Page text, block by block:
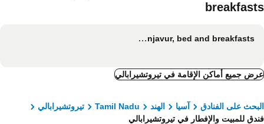
Thanjavur, bed and breakfasts
جميع أماكن الإقامة في تيروتشيرابالي
على الفنادق آسيا الهند Tamil Nadu
تيروتشيرابالي
للمبيت والإفطار في تيروتشيرابالي